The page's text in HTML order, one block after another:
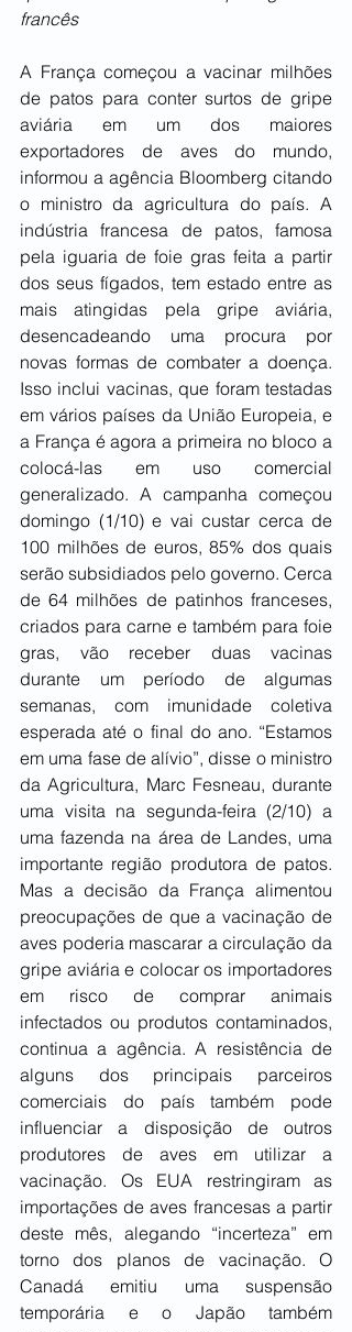
francês
A França começou a vacinar milhões
de patos para conter surtos de gripe
aviária em um dos maiores
exportadores de aves do mundo,
informou a agência Bloomberg citando
o ministro da agricultura do país. A
indústria francesa de patos, famosa
pela iguaria de foie gras feita a partir
dos seus fígados, tem estado entre as
mais atingidas pela gripe aviária,
desencadeando uma procura por
novas formas de combater a doença.
Isso inclui vacinas, que foram testadas
em vários países da União Europeia, e
a França é agora a primeira no bloco a
colocá-las em uso comercial
generalizado. A campanha começou
domingo (1/10) e vai custar cerca de
100 milhões de euros, 85% dos quais
serão subsidiados pelo governo. Cerca
de 64 milhões de patinhos franceses,
criados para carne e também para foie
gras, vão receber duas vacinas
durante um período de algumas
semanas, com imunidade coletiva
esperada até o final do ano. “Estamos
em uma fase de alívio”, disse o ministro
da Agricultura, Marc Fesneau, durante
uma visita na segunda-feira (2/10) a
uma fazenda na área de Landes, uma
importante região produtora de patos.
Mas a decisão da França alimentou
preocupações de que a vacinação de
aves poderia mascarar a circulação da
gripe aviária e colocar os importadores
em risco de comprar animais
infectados ou produtos contaminados,
continua a agência. A resistência de
alguns dos principais parceiros
comerciais do país também pode
influenciar a disposição de outros
produtores de aves em utilizar a
vacinação. Os EUA restringiram as
importações de aves francesas a partir
deste mês, alegando “incerteza” em
torno dos planos de vacinação. O
Canadá emitiu uma suspensão
temporária e o Japão também